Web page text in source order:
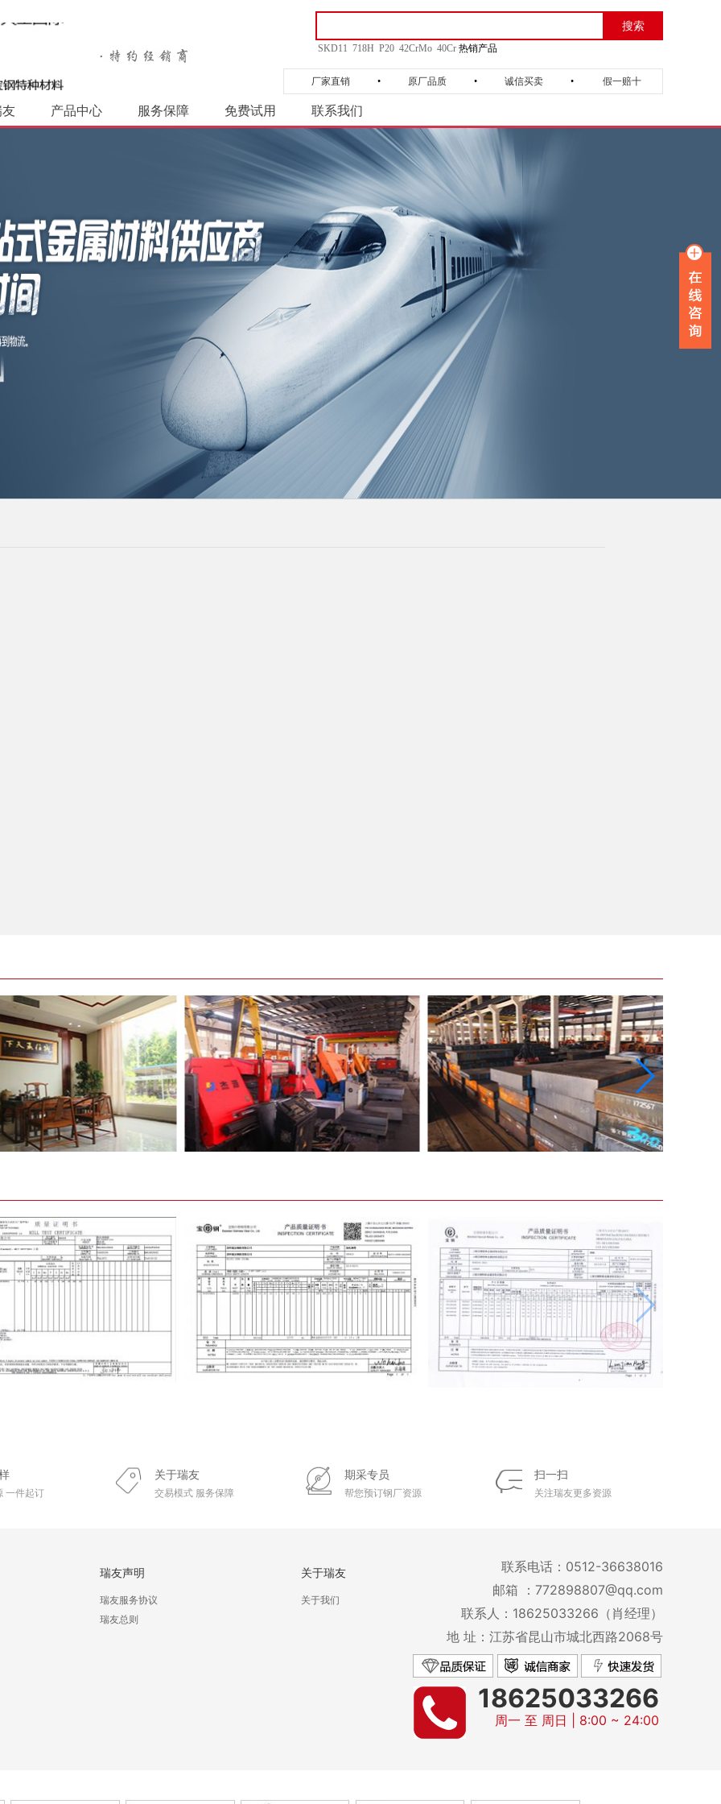
搜索
热销产品
40Cr
42CrMo
P20
718H
SKD11
厂家直销 • 原厂品质 • 诚信买卖 • 假一赔十
友 产品中心 服务保障 免费试用 联系我们
一件起订
关于瑞友
交易模式 服务保障
期采专员
帮您预订钢厂资源
扫一扫
关注瑞友更多资源
瑞友声明
瑞友服务协议
瑞友总则
关于瑞友
关于我们
联系电话：0512-36638016
邮箱 ：772898807@qq.com
联系人：18625033266（肖经理）
地 址：江苏省昆山市城北西路2068号
18625033266
周一 至 周日 | 8:00 ~ 24:00